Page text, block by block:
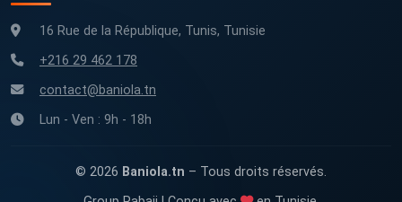
16 Rue de la République, Tunis, Tunisie
+216 29 462 178
contact@baniola.tn
Lun - Ven : 9h - 18h
© 2026 Baniola.tn – Tous droits réservés.